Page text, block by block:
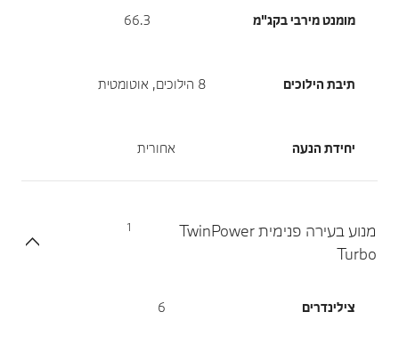
מומנט מירבי בקג"מ 66.3
תיבת הילוכים 8 הילוכים, אוטומטית
יחידת הנעה אחורית
מנוע בעירה פנימית TwinPower
Turbo
צילינדרים 6